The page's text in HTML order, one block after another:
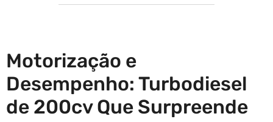
Motorização e
Desempenho: Turbodiesel
de 200cv Que Surpreende